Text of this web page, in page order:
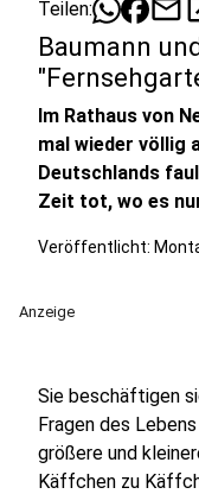
Teilen: mail
Baumann
Im Rathaus von
mal wieder völlig
Deutschlands
Zeit tot, wo es
Veröffentlicht:
Anzeige
Sie beschäftigen
Fragen des
größere und
Käffchen zu